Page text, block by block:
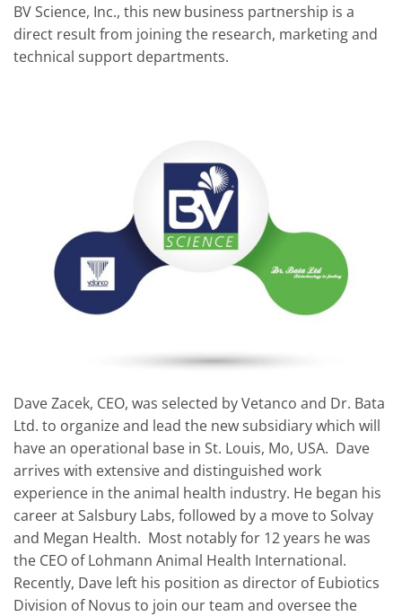
BV Science, Inc., this new business partnership is a
direct result from joining the research, marketing and
technical support departments.
Dave Zacek, CEO, was selected by Vetanco and Dr. Bata
Ltd. to organize and lead the new subsidiary which will
have an operational base in St. Louis, Mo, USA. Dave
arrives with extensive and distinguished work
experience in the animal health industry. He began his
career at Salsbury Labs, followed by a move to Solvay
and Megan Health. Most notably for 12 years he was
the CEO of Lohmann Animal Health International.
Recently, Dave left his position as director of Eubiotics
Division of Novus to join our team and oversee the